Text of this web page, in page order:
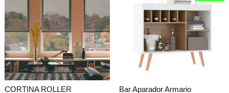
CORTINA ROLLER
Bar Aparador Armario